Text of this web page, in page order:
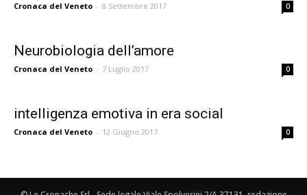
Cronaca del Veneto - 8 Settembre 2017 0
Neurobiologia dell’amore
Cronaca del Veneto - 7 Luglio 2017 0
intelligenza emotiva in era social
Cronaca del Veneto - 12 Giugno 2017 0